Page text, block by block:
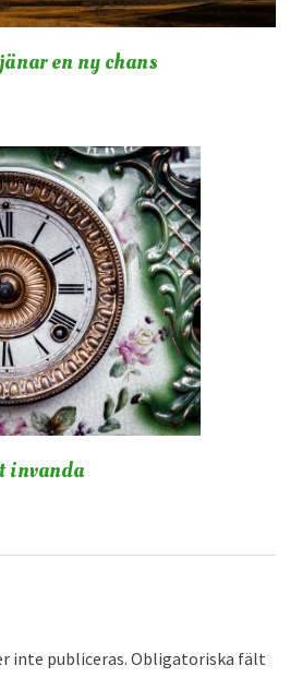
en ny chans
invanda
inte publiceras. Obligatoriska fält